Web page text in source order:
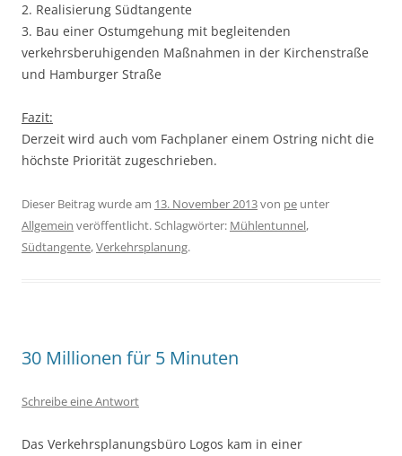
2. Realisierung Südtangente
3. Bau einer Ostumgehung mit begleitenden
verkehrsberuhigenden Maßnahmen in der Kirchenstraße
und Hamburger Straße
Fazit:
Derzeit wird auch vom Fachplaner einem Ostring nicht die
höchste Priorität zugeschrieben.
Dieser Beitrag wurde am 13. November 2013von pe unter
Allgemein veröffentlicht. Schlagwörter: Mühlentunnel,
Südtangente,Verkehrsplanung.
30 Millionen für 5 Minuten
Schreibe eine Antwort
Das Verkehrsplanungsbüro Logos kam in einer